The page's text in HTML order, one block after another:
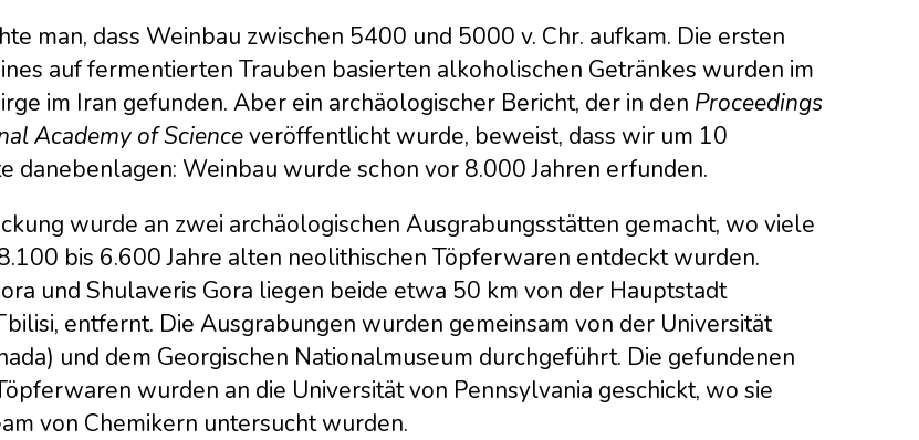
man, dass Weinbau zwischen 5400 und 5000 v. Chr. aufkam. Die ersten
auf fermentierten Trauben basierten alkoholischen Getränkes wurden im
im Iran gefunden. Aber ein archäologischer Bericht, der in den Proceedings
Academy of Scienceveröffentlicht wurde, beweist, dass wir um 10
danebenlagen: Weinbau wurde schon vor 8.000 Jahren erfunden.
wurde an zwei archäologischen Ausgrabungsstätten gemacht, wo viele
bis 6.600 Jahre alten neolithischen Töpferwaren entdeckt wurden.
und Shulaveris Gora liegen beide etwa 50 km von der Hauptstadt
entfernt. Die Ausgrabungen wurden gemeinsam von der Universität
und dem Georgischen Nationalmuseum durchgeführt. Die gefundenen
wurden an die Universität von Pennsylvania geschickt, wo sie
von Chemikern untersucht wurden.